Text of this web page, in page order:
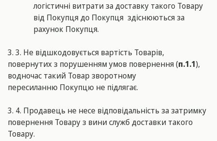
логістичні витрати за доставку такого Товару
від Покупця до Покупця здіснюються за
рахунок Покупця.
3. 3. Не відшкодовується вартість Товарів,
повернутих з порушенням умов повернення (п.1.1),
водночас такий Товар зворотному
пересиланню Покупцю не підлягає.
3. 4. Продавець не несе відповідальність за затримку
повернення Товару з вини служб доставки такого
Товару.